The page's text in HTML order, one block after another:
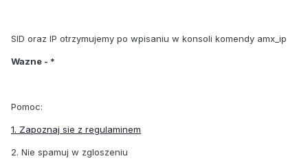
SID oraz IP otrzymujemy po wpisaniu w konsoli komendy amx_ip
Wazne - *
Pomoc:
1. Zapoznaj sie z regulaminem
2. Nie spamuj w zgloszeniu